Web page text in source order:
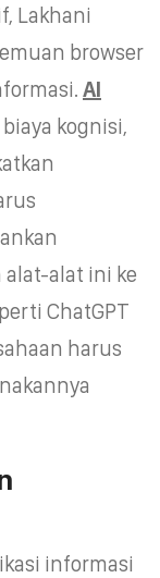
Lakhani
browser
AI
kognisi,
alat ini ke
ChatGPT
harus
informasi